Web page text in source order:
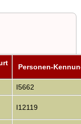
Personen-
I5662
I12119